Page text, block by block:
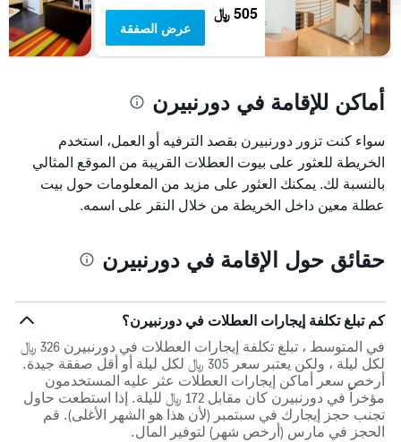
505 ﷼
عرض الصفقة
أماكن للإقامة في دورنبيرن
سواء كنت تزور دورنبيرن بقصد الترفيه أو العمل، استخدم
الخريطة للعثور على بيوت العطلات القريبة من الموقع المثالي
بالنسبة لك. يمكنك العثور على مزيد من المعلومات حول بيت
عطلة معين داخل الخريطة من خلال النقر على اسمه.
حقائق حول الإقامة في دورنبيرن
كم تبلغ تكلفة إيجارات العطلات في دورنبيرن؟
في المتوسط ، تبلغ تكلفة إيجارات العطلات في دورنبيرن 326 ﷼
لكل ليلة ، ولكن يعتبر سعر 305 ﷼ لكل ليلة أو أقل صفقة جيدة.
أرخص سعر أماكن إيجارات العطلات عثر عليه المستخدمون
مؤخراً في دورنبيرن كان مقابل 172 ﷼ لليلة. إذا استطعت حاول
تجنب حجز إيجارك في سبتمبر (لأن هذا هو الشهر الأغلى). قم
الحجز في مارس (أرخص شهر) لتوفير المال.